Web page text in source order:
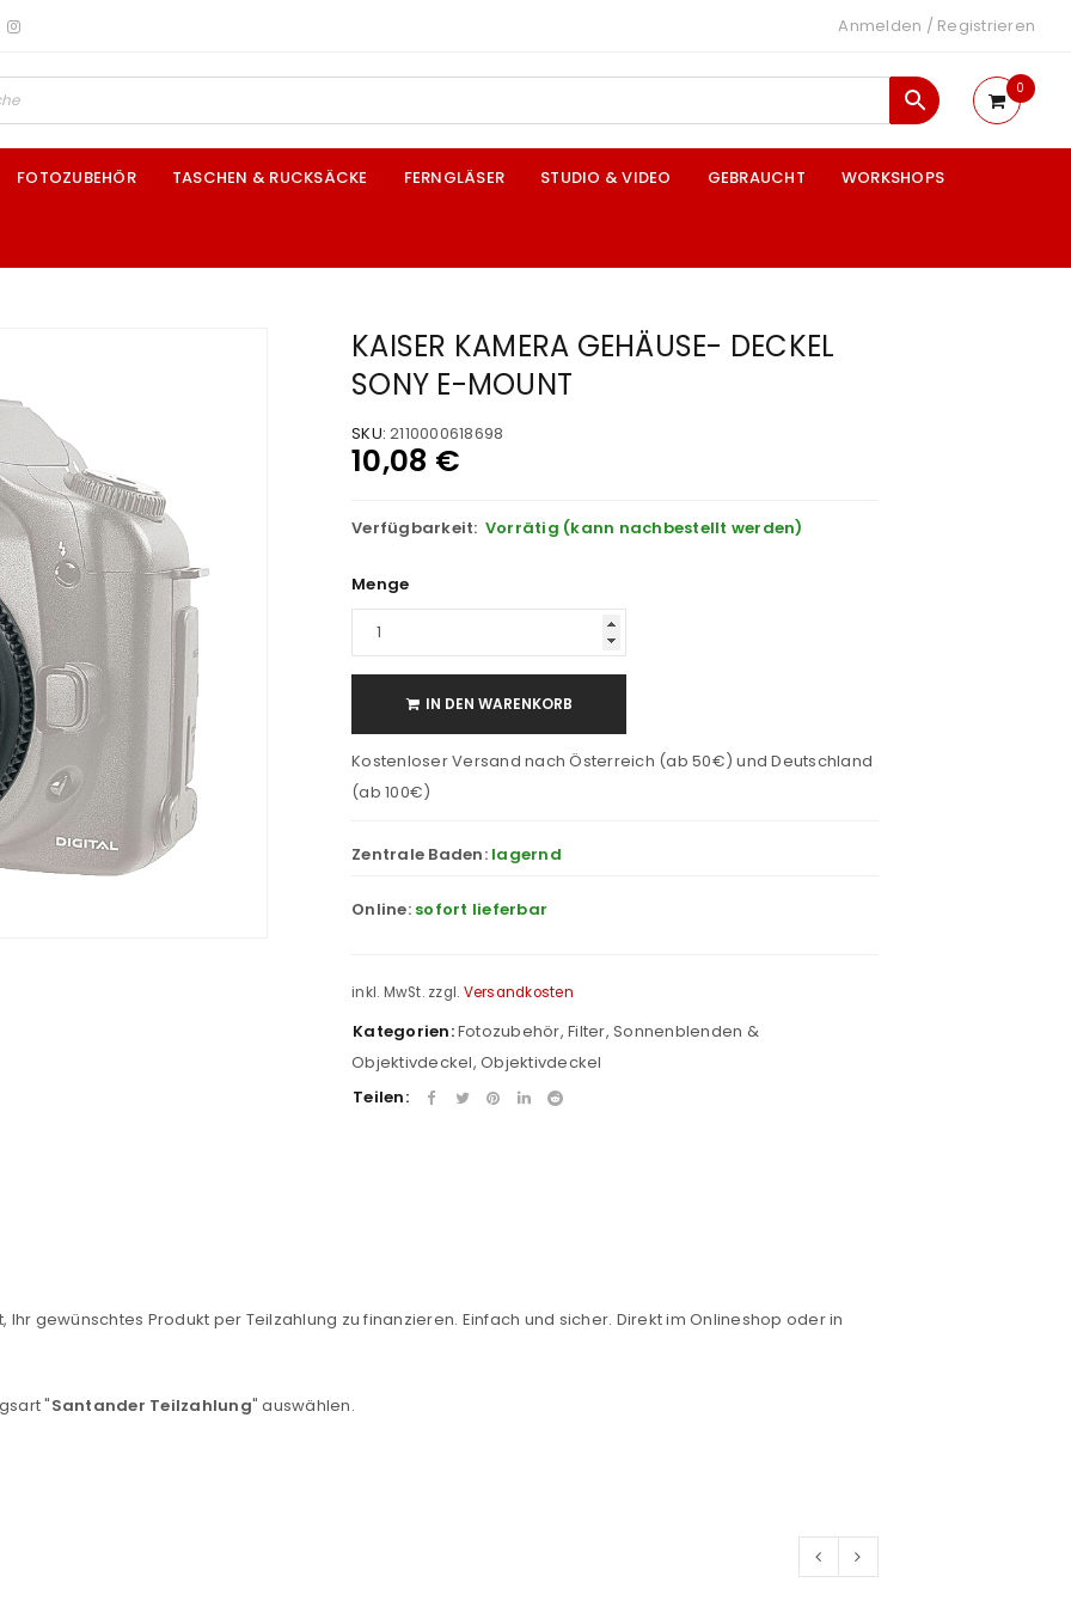
* E-Mail-Adresse
Anmelden / Registrieren
0
FOTOZUBEHÖR TASCHEN & RUCKSÄCKE FERNGLÄSER STUDIO & VIDEO GEBRAUCHT WORKSHOPS
KAISER KAMERA GEHÄUSE- DECKEL
SONY E-MOUNT
SKU: 2110000618698
10,08 €
Verfügbarkeit: Vorrätig (kann nachbestellt werden)
Menge
IN DEN WARENKORB
Kostenloser Versand nach Österreich (ab 50€) und Deutschland
(ab 100€)
Zentrale Baden: lagernd
Online: sofort lieferbar
inkl. MwSt. zzgl. Versandkosten
Kategorien:Fotozubehör, Filter, Sonnenblenden &
Objektivdeckel, Objektivdeckel
Teilen:
gewünschtes Produkt per Teilzahlung zu finanzieren. Einfach und sicher. Direkt im Onlineshop oder in
"Santander Teilzahlung" auswählen.